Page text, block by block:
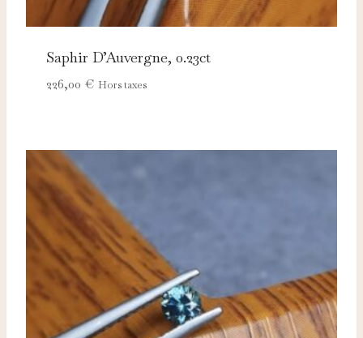
Saphir D’Auvergne, 0.23ct
226,00 € Hors taxes